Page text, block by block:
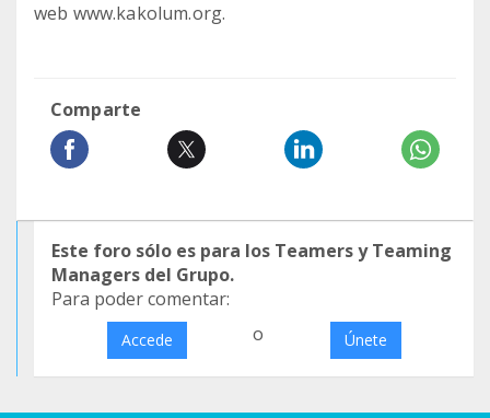
web www.kakolum.org.
Comparte
Este foro sólo es para los Teamers y Teaming
Managers del Grupo.
Para poder comentar:
Accede o Únete